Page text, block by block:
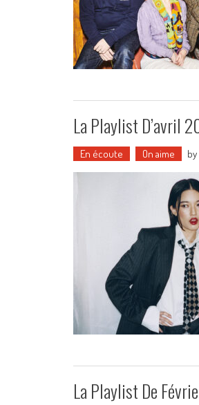
La Playlist D’avril
En écoute On aime by
La Playlist De